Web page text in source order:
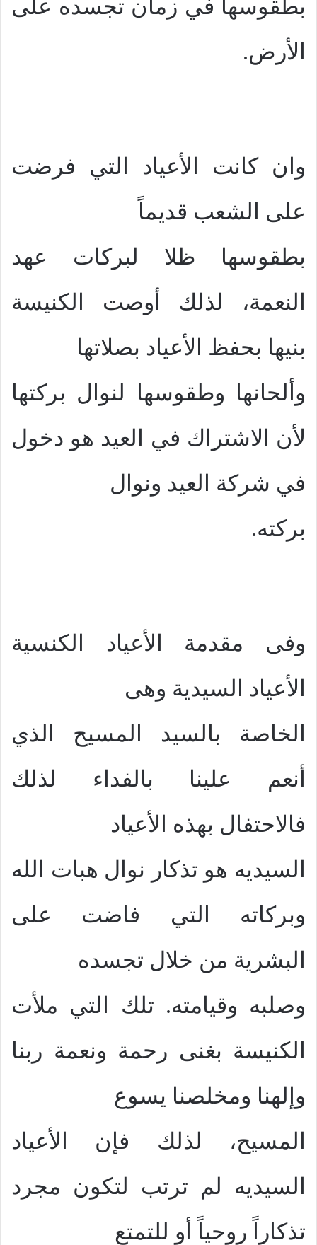
بطقوسها في زمان تجسده على
الأرض.
وان كانت الأعياد التي فرضت
على الشعب قديماً
بطقوسها ظلا لبركات عهد
النعمة، لذلك أوصت الكنيسة
بنيها بحفظ الأعياد بصلاتها
وألحانها وطقوسها لنوال بركتها
لأن الاشتراك في العيد هو دخول
في شركة العيد ونوال
بركته.
وفى مقدمة الأعياد الكنسية
الأعياد السيدية وهى
الخاصة بالسيد المسيح الذي
أنعم علينا بالفداء لذلك
فالاحتفال بهذه الأعياد
السيديه هو تذكار نوال هبات الله
وبركاته التي فاضت على
البشرية من خلال تجسده
وصلبه وقيامته. تلك التي ملأت
الكنيسة بغنى رحمة ونعمة ربنا
وإلهنا ومخلصنا يسوع
المسيح، لذلك فإن الأعياد
السيديه لم ترتب لتكون مجرد
تذكاراً روحياً أو للتمتع